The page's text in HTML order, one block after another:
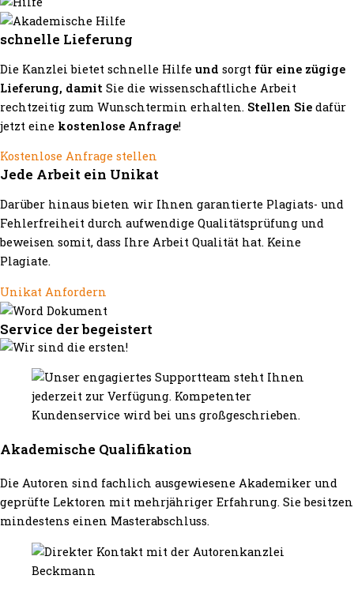
schnelle Lieferung
Die Kanzlei bietet schnelle Hilfe und sorgt für eine zügige
Lieferung, damit Sie die wissenschaftliche Arbeit
rechtzeitig zum Wunschtermin erhalten. Stellen Sie dafür
jetzt eine kostenlose Anfrage!
Kostenlose Anfrage stellen
Jede Arbeit ein Unikat
Darüber hinaus bieten wir Ihnen garantierte Plagiats- und
Fehlerfreiheit durch aufwendige Qualitätsprüfung und
beweisen somit, dass Ihre Arbeit Qualität hat. Keine
Plagiate.
Unikat Anfordern
Service der begeistert
Akademische Qualifikation
Die Autoren sind fachlich ausgewiesene Akademiker und
geprüfte Lektoren mit mehrjähriger Erfahrung. Sie besitzen
mindestens einen Masterabschluss.